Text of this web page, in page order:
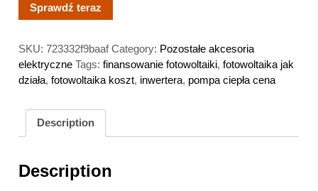
Sprawdź teraz
SKU:723332f9baaf Category: Pozostałe akcesoria
elektryczne Tags:finansowanie fotowoltaiki,fotowoltaika jak
działa,fotowoltaika koszt, inwertera, pompa ciepła cena
Description
Description